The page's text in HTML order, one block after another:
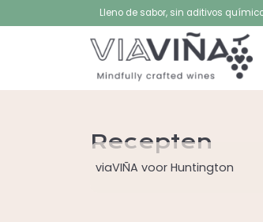
Lleno de sabor, sin aditivos
Recepten
viaVIÑA voor Huntington